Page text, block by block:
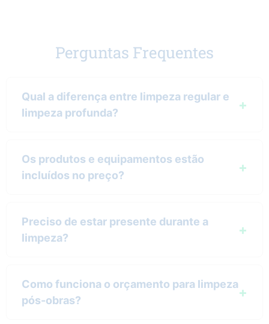
Perguntas Frequentes
Qual a diferença entre limpeza regular e
limpeza profunda?
Os produtos e equipamentos estão
incluídos no preço?
Preciso de estar presente durante a
limpeza?
Como funciona o orçamento para limpeza
pós-obras?